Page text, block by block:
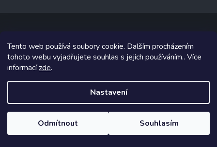
Tento web používá soubory cookie. Dalším procházením
tohoto webu vyjadřujete souhlas s jejich používáním.. Více
informacízde.
Nastavení
Odmítnout Souhlasím
Copyright 2026Elektro Klesný s.r.o.. Všechna práva vyhrazena.
Grafický návrh vytvořil a na Shoptet implementoval
Shoptetak.cz.
Vytvořil Shoptet